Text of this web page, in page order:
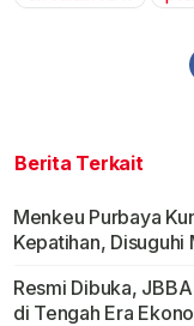
Berita Terkait
Menkeu Purbaya
Kepatihan, Disuguhi
Resmi Dibuka,
di Tengah Era